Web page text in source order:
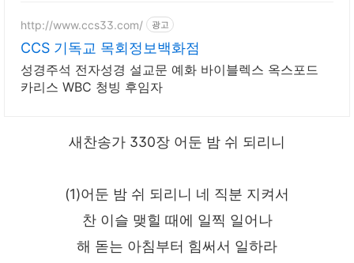
http://www.ccs33.com/ 광고
CCS 기독교 목회정보백화점
성경주석 전자성경 설교문 예화 바이블렉스 옥스포드
카리스 WBC 청빙 후임자
새찬송가 330장 어둔 밤 쉬 되리니
(1)어둔 밤 쉬 되리니 네 직분 지켜서
찬 이슬 맺힐 때에 일찍 일어나
해 돋는 아침부터 힘써서 일하라